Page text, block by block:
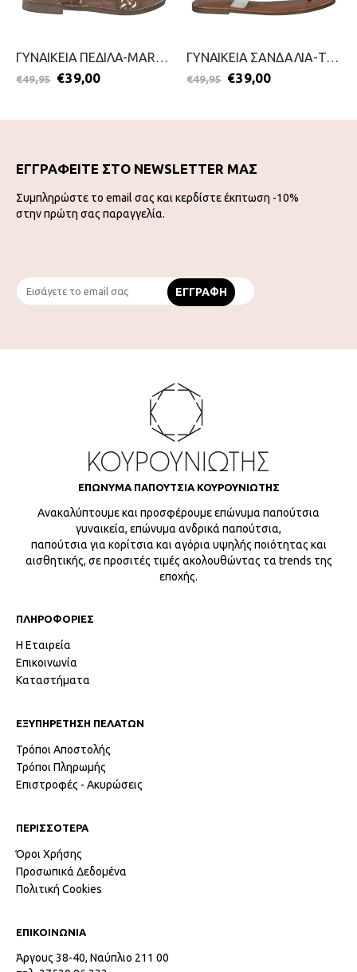
ΓΥΝΑΙΚΕΙΑ ΠΕΔΙΛΑ-MARCO TOZZI-2199-0039-ΤΑΜΠΑ
€49,95 €39,00
ΓΥΝΑΙΚΕΙΑ ΣΑΝΔΑΛΙΑ-TAMARIS-2199-0087-ΜΠΛΕ
€49,95 €39,00
ΕΓΓΡΑΦΕΙΤΕ ΣΤΟ NEWSLETTER ΜΑΣ
Συμπληρώστε το email σας και κερδίστε έκπτωση -10%
στην πρώτη σας παραγγελία.
ΕΠΩΝΥΜΑ ΠΑΠΟΥΤΣΙΑ ΚΟΥΡΟΥΝΙΩΤΗΣ
Ανακαλύπτουμε και προσφέρουμε επώνυμα παπούτσια
γυναικεία, επώνυμα ανδρικά παπούτσια,
παπούτσια για κορίτσια και αγόρια υψηλής ποιότητας και
αισθητικής, σε προσιτές τιμές ακολουθώντας τα trends της
εποχής.
ΠΛΗΡΟΦΟΡΙΕΣ
Η Εταιρεία
Επικοινωνία
Καταστήματα
ΕΞΥΠΗΡΕΤΗΣΗ ΠΕΛΑΤΩΝ
Τρόποι Αποστολής
Τρόποι Πληρωμής
Επιστροφές - Ακυρώσεις
ΠΕΡΙΣΣΟΤΕΡΑ
Όροι Χρήσης
Προσωπικά Δεδομένα
Πολιτική Cookies
ΕΠΙΚΟΙΝΩΝΙΑ
Άργους 38-40, Ναύπλιο 211 00